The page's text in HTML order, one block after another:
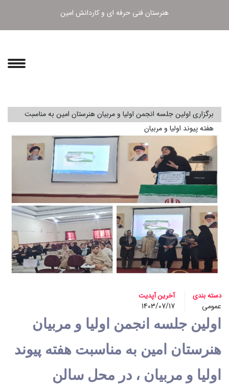
هنرستان فنی حرفه ای و کاردانش امین
برگزاری اولین جلسه انجمن اولیا و مربیان هنرستان امین به مناسبت
هفته پیوند اولیا و مربیان
دسته بندی
عمومی
آخرین آپدیت
1403/07/17
اولین جلسه انجمن اولیا و مربیان
هنرستان امین به مناسبت هفته پیوند
اولیا و مربیان ، در محل سالن